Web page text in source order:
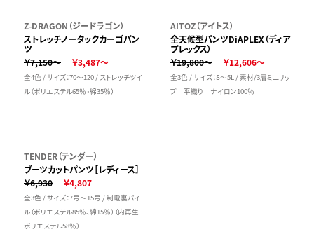
Z-DRAGON（ジードラゴン）
ストレッチノータックカーゴパン
ツ
￥7,150～
￥3,487～
全4色 / サイズ：70～120 / ストレッチツイ
ル（ポリエステル65％・綿35％）
AITOZ（アイトス）
全天候型パンツDiAPLEX（ディア
プレックス）
￥19,800～
￥12,606～
全3色 / サイズ：S～5L / 素材/3層ミニリッ
プ 平織り ナイロン100％
TENDER（テンダー）
ブーツカットパンツ［レディース］
￥6,930
￥4,807
全3色 / サイズ：7号～15号 / 制電裏パイ
ル（ポリエステル85％、綿15％）（内再生
ポリエステル58％）